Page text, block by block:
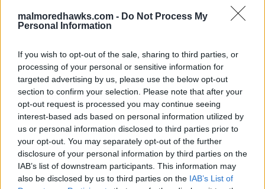
malmoredhawks.com - Do Not Process My
Personal Information
If you wish to opt-out of the sale, sharing to third parties, or
processing of your personal or sensitive information for
targeted advertising by us, please use the below opt-out
section to confirm your selection. Please note that after your
opt-out request is processed you may continue seeing
interest-based ads based on personal information utilized by
us or personal information disclosed to third parties prior to
your opt-out. You may separately opt-out of the further
disclosure of your personal information by third parties on the
IAB’s list of downstream participants. This information may
also be disclosed by us to third parties on the IAB’s List of
Johan Ivarsson
närvarande rehabilitering. Skadans omfattning och
läkningsförlopp utvärderas fortlöpande av medicinsk
personal. Ytterligare medicinska åtgärder kan bli
aktuella beroende på hur rehabiliteringen fortskrider.
Spelarens tid till återgång i träning och match är i
dagsläget inte möjligt att uppskatta. Ny information
delges när ett tydligare läge föreligger.
MALMÖ REDHAWKS